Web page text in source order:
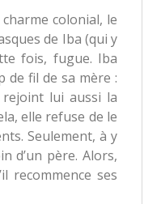
colonial, le
de Iba (qui y
fois, fugue. Iba
de fil de sa mère :
lui aussi la
elle refuse de le
Seulement, à y
d’un père. Alors,
recommence ses